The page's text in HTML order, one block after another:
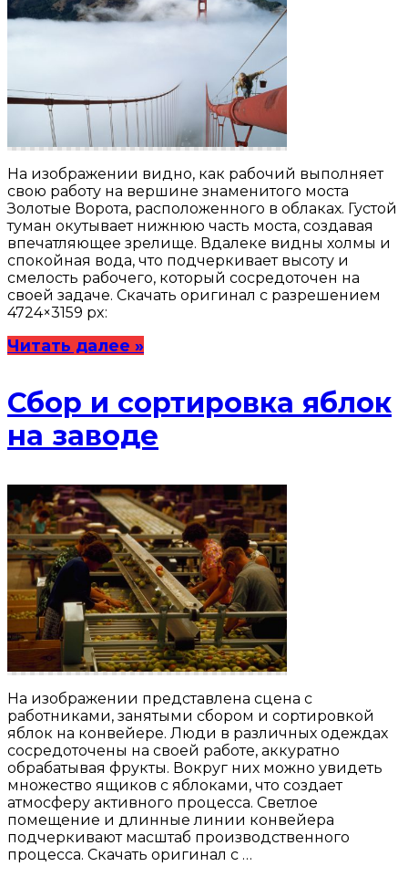
На изображении видно, как рабочий выполняет
свою работу на вершине знаменитого моста
Золотые Ворота, расположенного в облаках. Густой
туман окутывает нижнюю часть моста, создавая
впечатляющее зрелище. Вдалеке видны холмы и
спокойная вода, что подчеркивает высоту и
смелость рабочего, который сосредоточен на
своей задаче. Скачать оригинал с разрешением
4724×3159 px:
Читать далее »
Сбор и сортировка яблок
на заводе
На изображении представлена сцена с
работниками, занятыми сбором и сортировкой
яблок на конвейере. Люди в различных одеждах
сосредоточены на своей работе, аккуратно
обрабатывая фрукты. Вокруг них можно увидеть
множество ящиков с яблоками, что создает
атмосферу активного процесса. Светлое
помещение и длинные линии конвейера
подчеркивают масштаб производственного
процесса. Скачать оригинал с …